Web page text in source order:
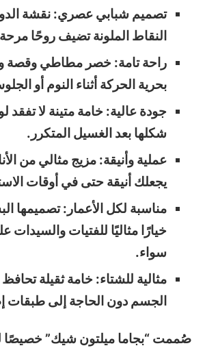
تصميم شبابي عصري: نقشة
النقاط الملونة تضيف روحًا
راحة تامة: خصر مطاطي وقصة
بحرية الحركة أثناء النوم أو
جودة عالية: خامة متينة لا تفقد
شكلها بعد الغسيل المتكرر.
عملية وأنيقة: مزيج مثالي من
يجعلك أنيقة حتى في أوقات
مناسبة لكل الأعمار: تصميمها
خيارًا مثاليًا للفتيات والسيدات
سواء.
مثالية للشتاء: خامة ثقيلة
الجسم دون الحاجة إلى طبقات
صُممت “بجاما ميلتون شيك” خصيصًا